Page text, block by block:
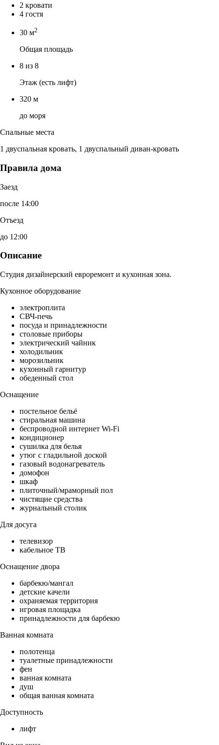
2 кровати
4 гостя
30 м2
Общая площадь
8 из 8
Этаж (есть лифт)
320 м
до моря
Спальные места
1 двуспальная кровать, 1 двуспальный диван-кровать
Правила дома
Заезд
после 14:00
Отъезд
до 12:00
Описание
Студия дизайнерский евроремонт и кухонная зона.
Кухонное оборудование
электроплита
СВЧ-печь
посуда и принадлежности
столовые приборы
электрический чайник
холодильник
морозильник
кухонный гарнитур
обеденный стол
Оснащение
постельное бельё
стиральная машина
беспроводной интернет Wi-Fi
кондиционер
сушилка для белья
утюг с гладильной доской
газовый водонагреватель
домофон
шкаф
плиточный/мраморный пол
чистящие средства
журнальный столик
Для досуга
телевизор
кабельное ТВ
Оснащение двора
барбекю/мангал
детские качели
охраняемая территория
игровая площадка
принадлежности для барбекю
Ванная комната
полотенца
туалетные принадлежности
фен
ванная комната
душ
общая ванная комната
Доступность
лифт